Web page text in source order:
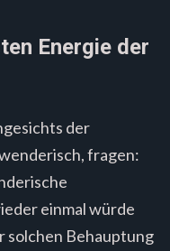
Energie der
der
fragen:
einmal würde
solchen Behauptung